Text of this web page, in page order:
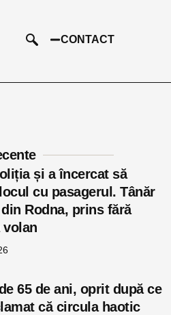
CONTACT
și a încercat să
cu pasagerul. Tânăr
Rodna, prins fără
volan
65 de ani, oprit după ce
că circula haotic